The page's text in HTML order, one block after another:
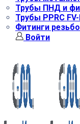
Трубы ПНД и
Трубы РРRC
Фитинги
Войти